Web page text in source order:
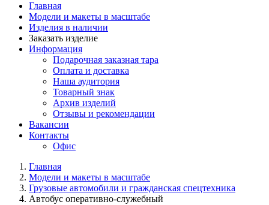
Главная
Модели и макеты в масштабе
Изделия в наличии
Заказать изделие
Информация
Подарочная заказная тара
Оплата и доставка
Наша аудитория
Товарный знак
Архив изделий
Отзывы и рекомендации
Вакансии
Контакты
Офис
Главная
Модели и макеты в масштабе
Грузовые автомобили и гражданская спецтехника
Автобус оперативно-служебный